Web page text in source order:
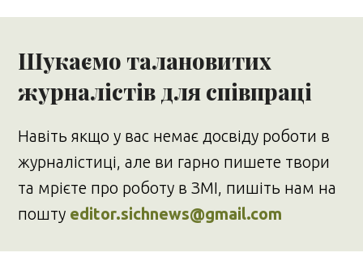
Шукаємо талановитих
журналістів для співпраці
Навіть якщо у вас немає досвіду роботи в
журналістиці, але ви гарно пишете твори
та мрієте про роботу в ЗМІ, пишіть нам на
пошту editor.sichnews@gmail.com